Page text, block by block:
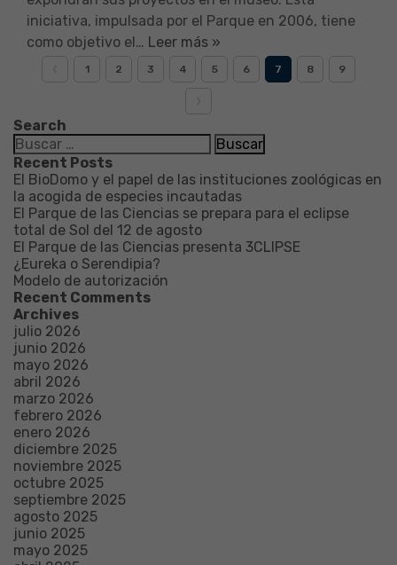
iniciativa, impulsada por el Parque en 2006, tiene
como objetivo el… Leer más »
1 2 3 4 5 6 7 8 9
Search
Buscar:
Recent Posts
El BioDomo y el papel de las instituciones zoológicas en
la acogida de especies incautadas
El Parque de las Ciencias se prepara para el eclipse
total de Sol del 12 de agosto
El Parque de las Ciencias presenta 3CLIPSE
¿Eureka o Serendipia?
Modelo de autorización
Recent Comments
Archives
julio 2026
junio 2026
mayo 2026
abril 2026
marzo 2026
febrero 2026
enero 2026
diciembre 2025
noviembre 2025
octubre 2025
septiembre 2025
agosto 2025
junio 2025
mayo 2025